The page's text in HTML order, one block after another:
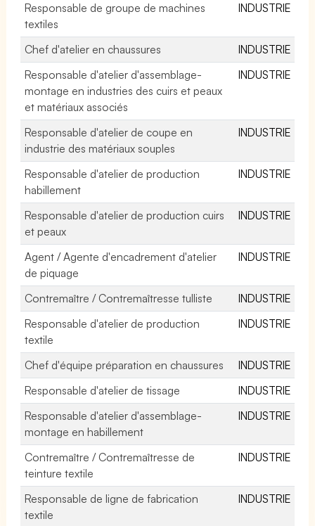
Responsable de groupe de machines
textiles
INDUSTRIE
Chef d'atelier en chaussures
INDUSTRIE
Responsable d'atelier d'assemblage-
montage en industries des cuirs et peaux
et matériaux associés
INDUSTRIE
Responsable d'atelier de coupe en
industrie des matériaux souples
INDUSTRIE
Responsable d'atelier de production
habillement
INDUSTRIE
Responsable d'atelier de production cuirs
et peaux
INDUSTRIE
Agent / Agente d'encadrement d'atelier
de piquage
INDUSTRIE
Contremaître / Contremaîtresse tulliste
INDUSTRIE
Responsable d'atelier de production
textile
INDUSTRIE
Chef d'équipe préparation en chaussures
INDUSTRIE
Responsable d'atelier de tissage
INDUSTRIE
Responsable d'atelier d'assemblage-
montage en habillement
INDUSTRIE
Contremaître / Contremaîtresse de
teinture textile
INDUSTRIE
Responsable de ligne de fabrication
textile
INDUSTRIE